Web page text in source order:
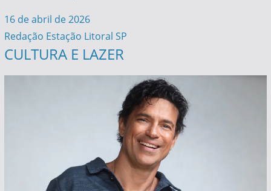
16 de abril de 2026
Redação Estação Litoral SP
CULTURA E LAZER